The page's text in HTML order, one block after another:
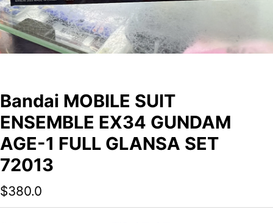
Bandai MOBILE SUIT
ENSEMBLE EX34 GUNDAM
AGE-1 FULL GLANSA SET
72013
$380.0